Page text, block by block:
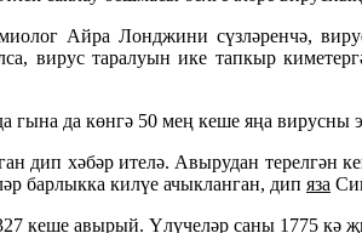
Айра Лонджини сүзләренчә,
вирус таралуын ике тапкыр
да көнгә 50 мең кеше яңа вирусны
дип хәбәр ителә. Авырудан терелгән
барлыкка килүе ачыкланган, дип яза
кеше авырый. Үлүчеләр саны 1775 кә